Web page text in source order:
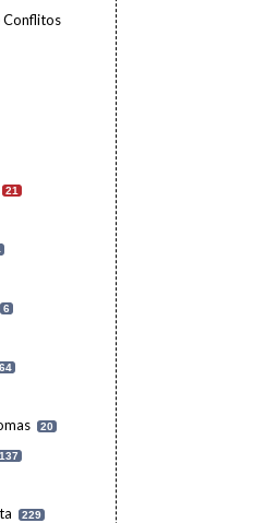
Conflitos
21
6
64
20
137
229